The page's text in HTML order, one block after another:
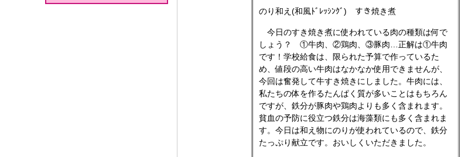
のり和え(和風ﾄﾞﾚｯｼﾝｸﾞ) すき焼き煮
今日のすき焼き煮に使われている肉の種類は何で
しょう？ ①牛肉、②鶏肉、③豚肉…正解は①牛肉
です！学校給食は、限られた予算で作っているた
め、値段の高い牛肉はなかなか使用できませんが、
今回は奮発して牛すき焼きにしました。牛肉には、
私たちの体を作るたんぱく質が多いことはもちろん
ですが、鉄分が豚肉や鶏肉よりも多く含まれます。
貧血の予防に役立つ鉄分は海藻類にも多く含まれま
す。今日は和え物にのりが使われているので、鉄分
たっぷり献立です。おいしくいただきました。